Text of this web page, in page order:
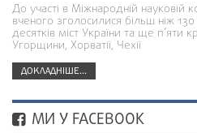
До участі в Міжнародній науковій
вченого зголосилися більш ніж
десятків міст України та ще п’яти
Угорщини, Хорватії, Чехії
ДОКЛАДНІШЕ...
МИ У FACEBOOK